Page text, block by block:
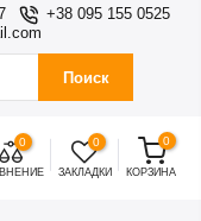
+38 095 155 0525
Поиск
0 0
ЗАКЛАДКИ
0
КОРЗИНА